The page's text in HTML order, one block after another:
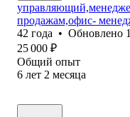
продажам,офис-
42 года • Обновлено
25 000 ₽
Общий опыт
6 лет 2 месяца